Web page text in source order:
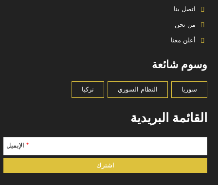
اتصل بنا
من نحن
أعلن معنا
وسوم شائعة
سوريا النظام السوري تركيا
القائمة البريدية
* الإيميل